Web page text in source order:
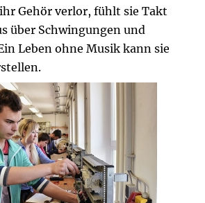
Gehör verlor, fühlt sie Takt
über Schwingungen und
Leben ohne Musik kann sie